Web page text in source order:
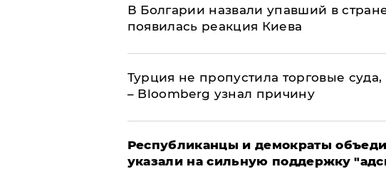
В Болгарии назвали упавший в
появилась реакция Киева
Турция не пропустила торговые
– Bloomberg узнал причину
Республиканцы и демократы
указали на сильную поддержку